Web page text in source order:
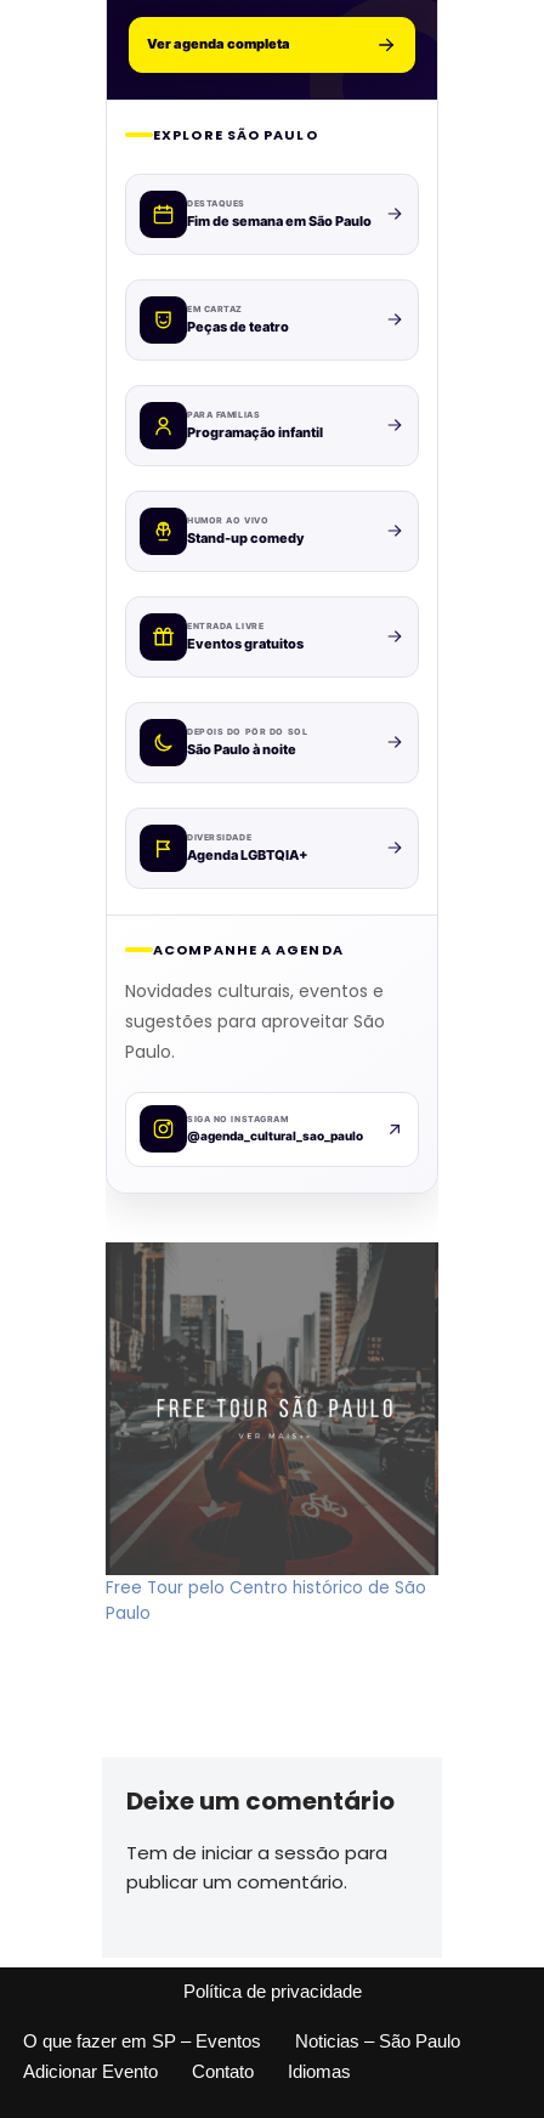
Ver agenda completa
EXPLORE SÃO PAULO
DESTAQUES
Fim de semana em São Paulo
EM CARTAZ
Peças de teatro
PARA FAMÍLIAS
Programação infantil
HUMOR AO VIVO
Stand-up comedy
ENTRADA LIVRE
Eventos gratuitos
DEPOIS DO PÔR DO SOL
São Paulo à noite
DIVERSIDADE
Agenda LGBTQIA+
ACOMPANHE A AGENDA
Novidades culturais, eventos e
sugestões para aproveitar São
Paulo.
SIGA NO INSTAGRAM
@agenda_cultural_sao_paulo
Free Tour pelo Centro histórico de São
Paulo
Deixe um comentário
Tem de iniciar a sessão para
publicar um comentário.
Política de privacidade
O que fazer em SP – Eventos
Noticias – São Paulo
Adicionar Evento
Contato Idiomas